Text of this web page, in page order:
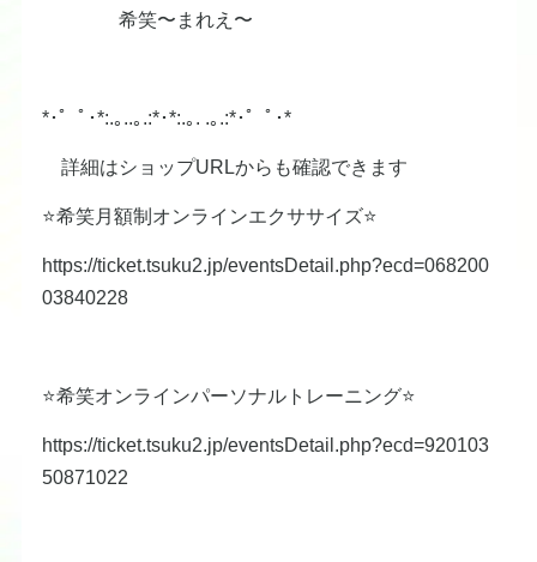
希笑〜まれえ〜
*･゜ﾟ･*:.｡..｡.:*･*:.｡. .｡.:*･゜ﾟ･*
詳細はショップURLからも確認できます
⭐️希笑月額制オンラインエクササイズ⭐️
https://ticket.tsuku2.jp/eventsDetail.php?ecd=068200
03840228
⭐️希笑オンラインパーソナルトレーニング⭐️
https://ticket.tsuku2.jp/eventsDetail.php?ecd=920103
50871022